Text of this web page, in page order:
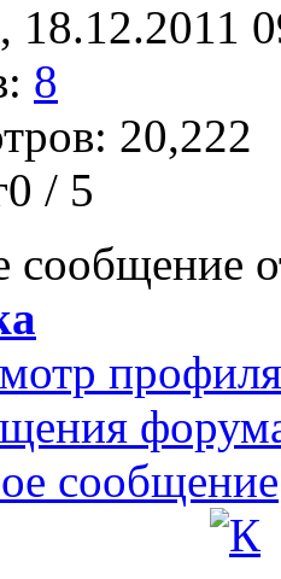
, 18.12.2011
8
20,222
/ 5
сообщение
профиля
сообщение